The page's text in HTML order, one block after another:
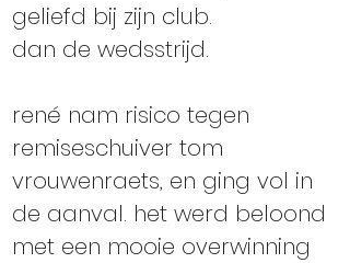
geliefd bij zijn club.
dan de wedsstrijd.
rené nam risico tegen
remiseschuiver tom
vrouwenraets, en ging vol in
de aanval. het werd beloond
met een mooie overwinning